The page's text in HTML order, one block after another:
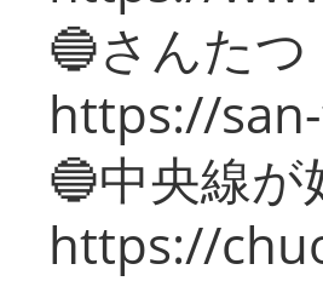
🔵さんた
https://
🔵中央線
https://